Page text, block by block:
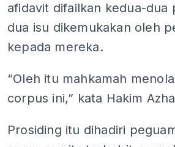
afidavit difailkan kedua-dua
dua isu dikemukakan oleh
kepada mereka.
“Oleh itu mahkamah
corpus ini,” kata Hakim
Prosiding itu dihadiri